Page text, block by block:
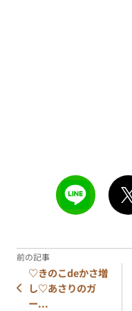
♡きのこdeかさ増
し♡あさりのガ
ー...